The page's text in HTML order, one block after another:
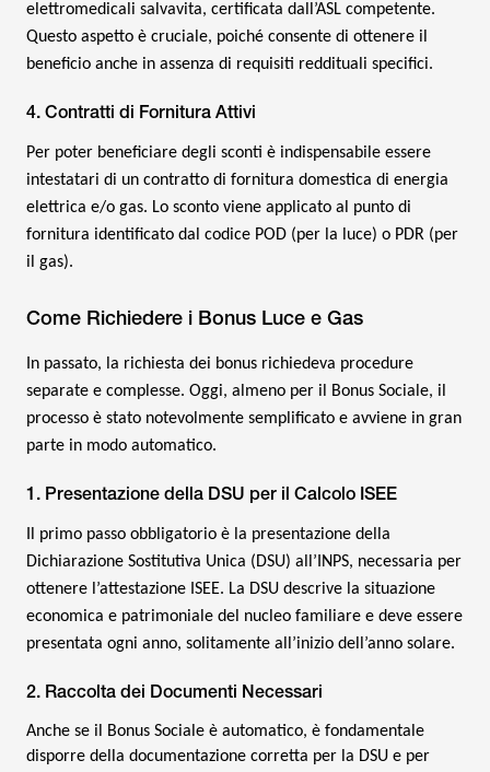
elettromedicali salvavita, certificata dall’ASL competente.
Questo aspetto è cruciale, poiché consente di ottenere il
beneficio anche in assenza di requisiti reddituali specifici.
4. Contratti di Fornitura Attivi
Per poter beneficiare degli sconti è indispensabile essere
intestatari di un contratto di fornitura domestica di energia
elettrica e/o gas. Lo sconto viene applicato al punto di
fornitura identificato dal codice POD (per la luce) o PDR (per
il gas).
Come Richiedere i Bonus Luce e Gas
In passato, la richiesta dei bonus richiedeva procedure
separate e complesse. Oggi, almeno per il Bonus Sociale, il
processo è stato notevolmente semplificato e avviene in gran
parte in modo automatico.
1. Presentazione della DSU per il Calcolo ISEE
Il primo passo obbligatorio è la presentazione della
Dichiarazione Sostitutiva Unica (DSU) all’INPS, necessaria per
ottenere l’attestazione ISEE. La DSU descrive la situazione
economica e patrimoniale del nucleo familiare e deve essere
presentata ogni anno, solitamente all’inizio dell’anno solare.
2. Raccolta dei Documenti Necessari
Anche se il Bonus Sociale è automatico, è fondamentale
disporre della documentazione corretta per la DSU e per